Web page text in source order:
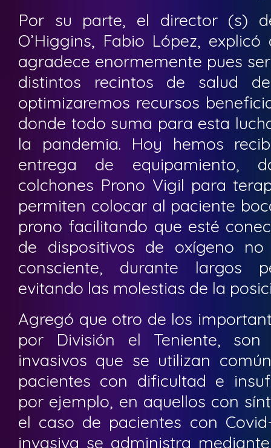
Por su parte, el director (s)
O’Higgins, Fabio López,
agradece enormemente pues
distintos recintos de salud
optimizaremos recursos
donde todo suma para esta
la pandemia. Hoy hemos
entrega de equipamiento,
colchones Prono Vigil para
permiten colocar al paciente
prono facilitando que esté
de dispositivos de oxígeno
consciente, durante largos
evitando las molestias de la
Agregó que otro de los
por División el Teniente,
invasivos que se utilizan
pacientes con dificultad e
por ejemplo, en aquellos con
el caso de pacientes con
invasiva se administra